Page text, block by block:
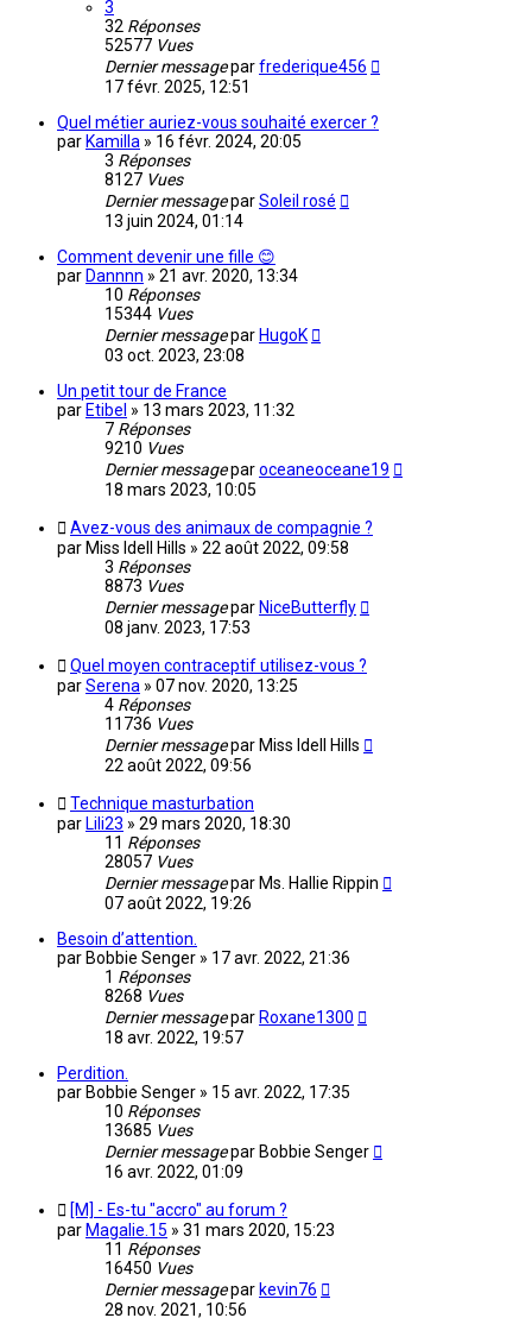
3
32 Réponses
52577 Vues
Dernier messageparfrederique456
17 févr. 2025, 12:51
Quel métier auriez-vous souhaité exercer ?
par Kamilla » 16 févr. 2024, 20:05
3 Réponses
8127 Vues
Dernier messageparSoleil rosé
13 juin 2024, 01:14
Comment devenir une fille 😊
par Dannnn » 21 avr. 2020, 13:34
10 Réponses
15344 Vues
Dernier messagepar HugoK
03 oct. 2023, 23:08
Un petit tour de France
par Etibel » 13 mars 2023, 11:32
7 Réponses
9210 Vues
Dernier messageparoceaneoceane19
18 mars 2023, 10:05
Avez-vous des animaux de compagnie ?
par Miss Idell Hills » 22 août 2022, 09:58
3 Réponses
8873 Vues
Dernier messagepar NiceButterfly
08 janv. 2023, 17:53
Quel moyen contraceptif utilisez-vous ?
parSerena » 07 nov. 2020, 13:25
4 Réponses
11736 Vues
Dernier messagepar Miss Idell Hills
22 août 2022, 09:56
Technique masturbation
par Lili23 » 29 mars 2020, 18:30
11 Réponses
28057 Vues
Dernier messagepar Ms. Hallie Rippin
07 août 2022, 19:26
Besoin d’attention.
par Bobbie Senger » 17 avr. 2022, 21:36
1 Réponses
8268 Vues
Dernier messagepar Roxane1300
18 avr. 2022, 19:57
Perdition.
par Bobbie Senger » 15 avr. 2022, 17:35
10 Réponses
13685 Vues
Dernier messagepar Bobbie Senger
16 avr. 2022, 01:09
[M] - Es-tu "accro" au forum ?
par Magalie.15 » 31 mars 2020, 15:23
11 Réponses
16450 Vues
Dernier messagepar kevin76
28 nov. 2021, 10:56